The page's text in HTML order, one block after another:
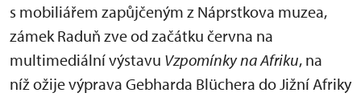
s mobiliářem zapůjčeným z Náprstkova muzea,
zámek Raduň zve od začátku června na
multimediální výstavu Vzpomínky na Afriku, na
níž ožije výprava Gebharda Blüchera do Jižní Afriky